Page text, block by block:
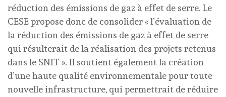
réduction des émissions de gaz à effet de serre. Le
CESE propose donc de consolider « l’évaluation de
la réduction des émissions de gaz à effet de serre
qui résulterait de la réalisation des projets retenus
dans le SNIT ». Il soutient également la création
d’une haute qualité environnementale pour toute
nouvelle infrastructure, qui permettrait de réduire